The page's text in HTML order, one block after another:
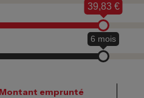
39,83 €
6 mois
Montant emprunté